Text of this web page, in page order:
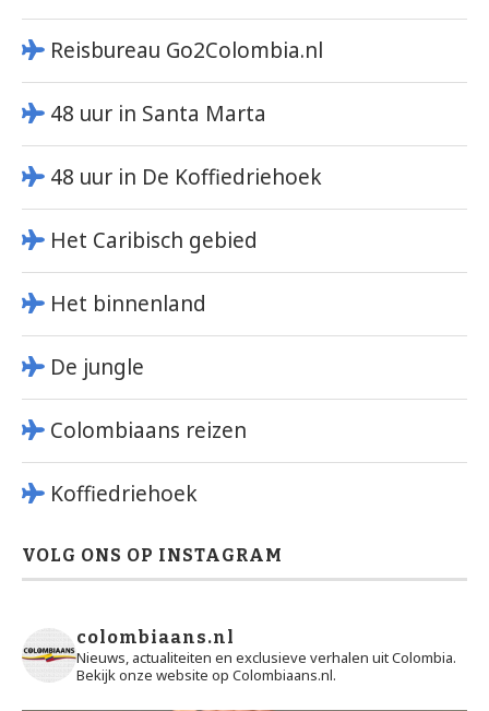
Reisbureau Go2Colombia.nl
48 uur in Santa Marta
48 uur in De Koffiedriehoek
Het Caribisch gebied
Het binnenland
De jungle
Colombiaans reizen
Koffiedriehoek
VOLG ONS OP INSTAGRAM
colombiaans.nl
Nieuws, actualiteiten en exclusieve verhalen uit Colombia.
Bekijk onze website op Colombiaans.nl.